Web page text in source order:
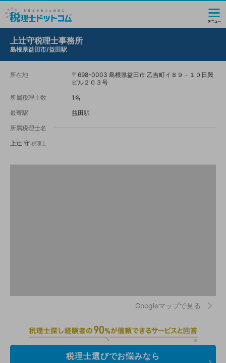
上辻守税理士事務所
島根県益田市/益田駅
所在地
〒698-0003 島根県益田市 乙吉町イ８９－１０日興
ビル２０３号
所属税理士数
1名
最寄駅
益田駅
所属税理士名
上辻 守 税理士
Googleマップで見る
税理士選びでお悩みなら